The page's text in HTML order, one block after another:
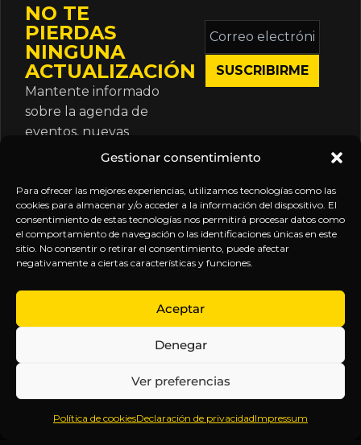
Gestionar consentimiento
Para ofrecer las mejores experiencias, utilizamos tecnologías como las
cookies para almacenar y/o acceder a la información del dispositivo. El
consentimiento de estas tecnologías nos permitirá procesar datos como
el comportamiento de navegación o las identificaciones únicas en este
sitio. No consentir o retirar el consentimiento, puede afectar
negativamente a ciertas características y funciones.
Aceptar
Denegar
Ver preferencias
Política de cookiesDeclaración de privacidadImpressum
NO TE
PIERDAS
NINGUNA
ACTUALIZACIÓN
Mantente informado
sobre la agenda de
eventos, nuevas
publicaciones y
suscripción.
Correo
electrónico
*
Inteligencia
Anticipándonos
EXPLORA
Inicio
Sobre
Contenido
Webinars
LEGAL
Política
de
Términos y
Aviso
SÍGUENOS